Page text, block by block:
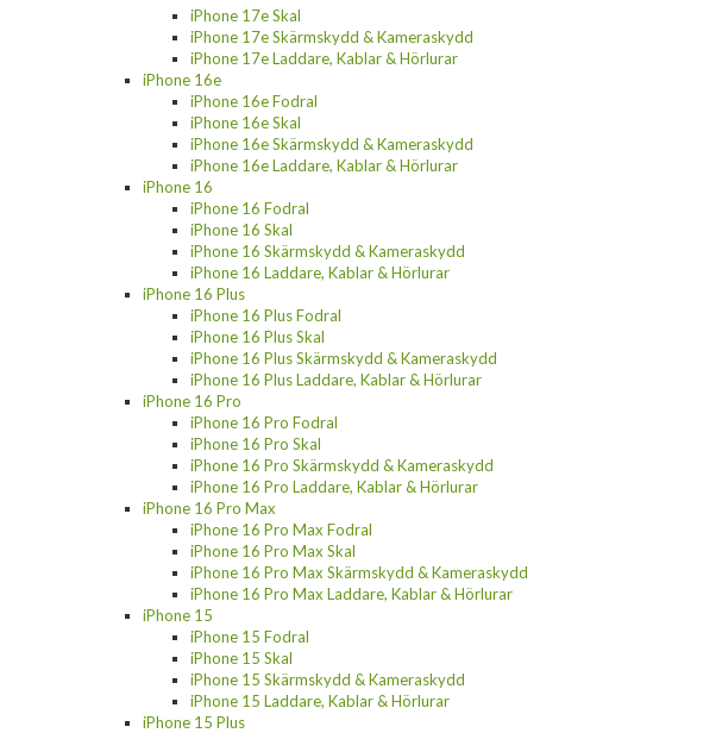
iPhone 17e Skal
iPhone 17e Skärmskydd & Kameraskydd
iPhone 17e Laddare, Kablar & Hörlurar
iPhone 16e
iPhone 16e Fodral
iPhone 16e Skal
iPhone 16e Skärmskydd & Kameraskydd
iPhone 16e Laddare, Kablar & Hörlurar
iPhone 16
iPhone 16 Fodral
iPhone 16 Skal
iPhone 16 Skärmskydd & Kameraskydd
iPhone 16 Laddare, Kablar & Hörlurar
iPhone 16 Plus
iPhone 16 Plus Fodral
iPhone 16 Plus Skal
iPhone 16 Plus Skärmskydd & Kameraskydd
iPhone 16 Plus Laddare, Kablar & Hörlurar
iPhone 16 Pro
iPhone 16 Pro Fodral
iPhone 16 Pro Skal
iPhone 16 Pro Skärmskydd & Kameraskydd
iPhone 16 Pro Laddare, Kablar & Hörlurar
iPhone 16 Pro Max
iPhone 16 Pro Max Fodral
iPhone 16 Pro Max Skal
iPhone 16 Pro Max Skärmskydd & Kameraskydd
iPhone 16 Pro Max Laddare, Kablar & Hörlurar
iPhone 15
iPhone 15 Fodral
iPhone 15 Skal
iPhone 15 Skärmskydd & Kameraskydd
iPhone 15 Laddare, Kablar & Hörlurar
iPhone 15 Plus